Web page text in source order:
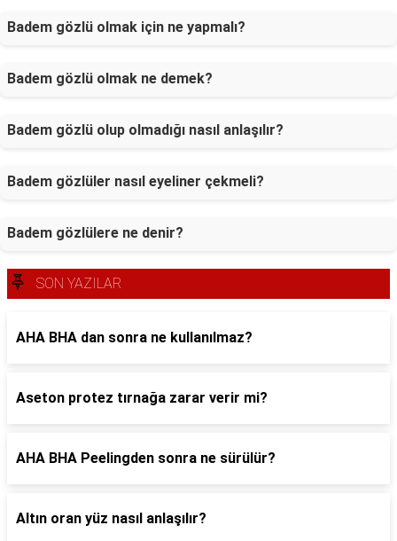
Badem gözlü olmak için ne yapmalı?
Badem gözlü olmak ne demek?
Badem gözlü olup olmadığı nasıl anlaşılır?
Badem gözlüler nasıl eyeliner çekmeli?
Badem gözlülere ne denir?
SON YAZILAR
AHA BHA dan sonra ne kullanılmaz?
Aseton protez tırnağa zarar verir mi?
AHA BHA Peelingden sonra ne sürülür?
Altın oran yüz nasıl anlaşılır?